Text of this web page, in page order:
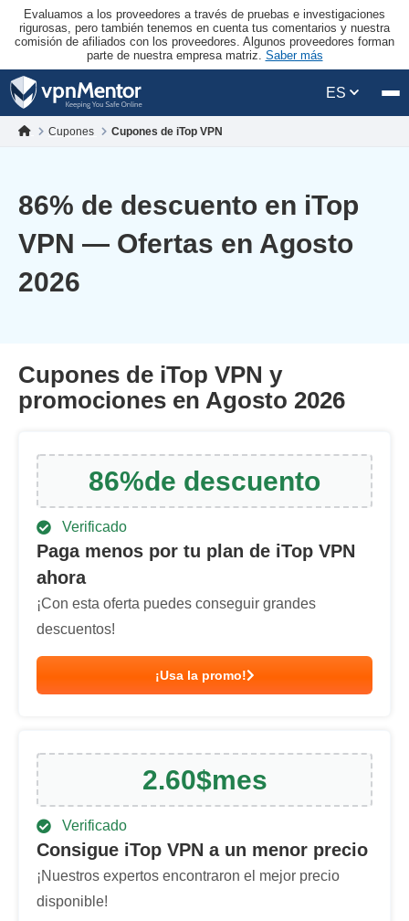
Evaluamos a los proveedores a través de pruebas e investigaciones
rigurosas, pero también tenemos en cuenta tus comentarios y nuestra
comisión de afiliados con los proveedores. Algunos proveedores forman
parte de nuestra empresa matriz. Saber más
ES
Cupones Cupones de iTop VPN
86% de descuento en iTop
VPN — Ofertas en Agosto
2026
Cupones de iTop VPN y
promociones en Agosto 2026
86%de descuento
Verificado
Paga menos por tu plan de iTop VPN
ahora
¡Con esta oferta puedes conseguir grandes
descuentos!
¡Usa la promo!
2.60$mes
Verificado
Consigue iTop VPN a un menor precio
¡Nuestros expertos encontraron el mejor precio
disponible!